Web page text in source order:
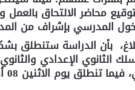
2018 لتوقيع محاضر
المدرسي بإشراف من
الثانوي الإعدادي
08 أكتوبر 2018 بالنسبة لأقسام التربية غير النظامية.